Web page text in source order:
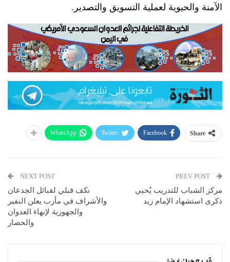
الآمنة والحيوية لعملية التسويق والتصدير.
Share
Facebook
Twitter
WhatsApp
مركز الشباب للتدريب يُحيي
ذكرى استشهاد الإمام زيد
NEXT POST
نكف قبلي لقبائل الجدعان
والأشراف في مأرب يعلن النفير
والجهوزية لإنهاء العدوان
والحصار